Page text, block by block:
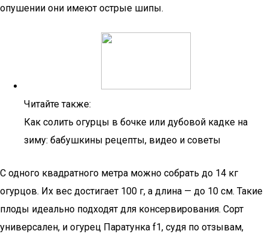
опушении они имеют острые шипы.
Читайте также:
Как солить огурцы в бочке или дубовой кадке на
зиму: бабушкины рецепты, видео и советы
С одного квадратного метра можно собрать до 14 кг
огурцов. Их вес достигает 100 г, а длина — до 10 см. Такие
плоды идеально подходят для консервирования. Сорт
универсален, и огурец Паратунка f1, судя по отзывам,